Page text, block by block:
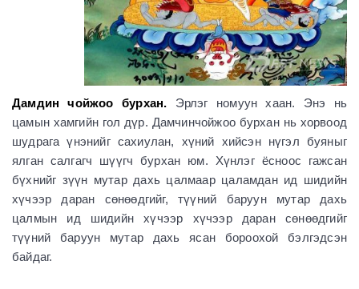
Дамдин чойжоо бурхан. Эрлэг номуун хаан. Энэ нь
цамын хамгийн гол дүр. Дамчинчойжоо бурхан нь хорвоод
шудрага үнэнийг сахиулан, хүний хийсэн нүгэл буяныг
ялган салгагч шүүгч бурхан юм. Хүнлэг ёсноос гажсан
бүхнийг зүүн мутар дахь цалмаар цаламдан ид шидийн
хүчээр даран сөнөөдгийг, түүний баруун мутар дахь
цалмын ид шидийн хүчээр хүчээр даран сөнөөдгийг
түүний баруун мутар дахь ясан бороохой бэлгэдсэн
байдаг.